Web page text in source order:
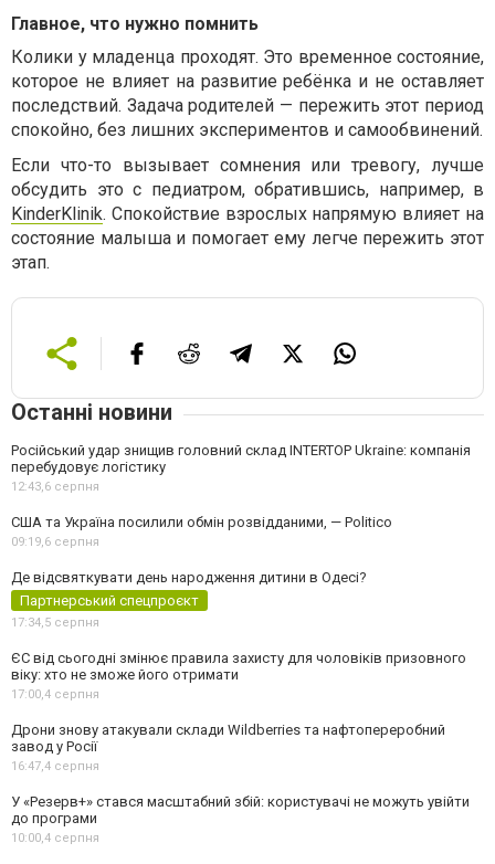
Главное, что нужно помнить
Колики у младенца проходят. Это временное состояние,
которое не влияет на развитие ребёнка и не оставляет
последствий. Задача родителей — пережить этот период
спокойно, без лишних экспериментов и самообвинений.
Если что-то вызывает сомнения или тревогу, лучше
обсудить это с педиатром, обратившись, например, в
KinderKlinik. Спокойствие взрослых напрямую влияет на
состояние малыша и помогает ему легче пережить этот
этап.
Останні новини
Російський удар знищив головний склад INTERTOP Ukraine: компанія
перебудовує логістику
12:43,6 серпня
США та Україна посилили обмін розвідданими, — Politico
09:19,6 серпня
Де відсвяткувати день народження дитини в Одесі?
Партнерський спецпроєкт
17:34,5 серпня
ЄС від сьогодні змінює правила захисту для чоловіків призовного
віку: хто не зможе його отримати
17:00,4 серпня
Дрони знову атакували склади Wildberries та нафтопереробний
завод у Росії
16:47,4 серпня
У «Резерв+» стався масштабний збій: користувачі не можуть увійти
до програми
10:00,4 серпня